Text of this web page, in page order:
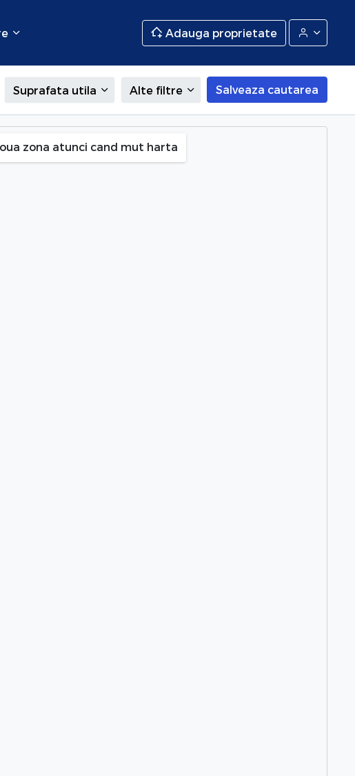
Adauga proprietate
Suprafata utila Alte filtre Salveaza cautarea
zona atunci cand mut harta